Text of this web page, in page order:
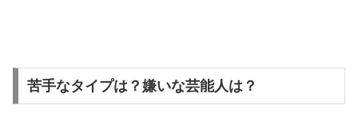
苦手なタイプは？嫌いな芸能人は？